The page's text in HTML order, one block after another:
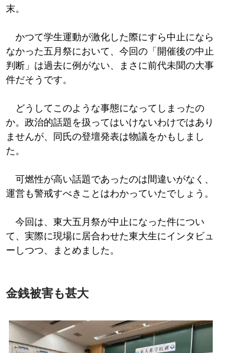
末。
かつて学生運動が激化した際にすら中止になら
なかった五月祭において、今回の「開催後の中止
判断」は過去に例がない、まさに前代未聞の大事
件だそうです。
どうしてこのような事態になってしまったの
か。政治的話題を扱ってはいけないわけではあり
ませんが、同氏の登壇発表は物議をかもしまし
た。
可燃性が高い話題であったのは間違いがなく、
運営も警戒すべきことはわかっていたでしょう。
今回は、東大五月祭が中止になった件につい
て、実際に現場に居合わせた東大生にインタビュ
ーしつつ、まとめました。
金銭被害も甚大